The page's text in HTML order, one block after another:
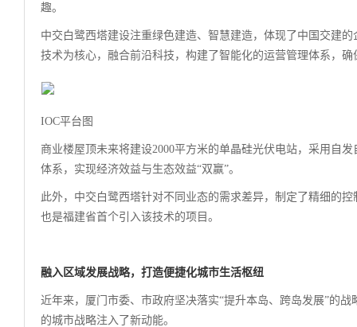
趣。
中交白鹭西塔建设注重绿色建造、智慧建造，体现了中国交建
技术为核心，融合前沿科技，构建了智能化的运营管理体系，
IOC平台图
商业楼屋顶未来将建设2000平方米的单晶硅光伏电站，采用自
体系，实现经济效益与生态效益“双赢”。
此外，中交白鹭西塔针对不同业态的需求差异，制定了精细的
也是福建省首个引入该技术的项目。
融入区域发展战略， 打造便捷化城市生活枢纽
近年来，厦门市委、市政府坚决落实“提升本岛、跨岛发展”的
的城市战略注入了新动能。